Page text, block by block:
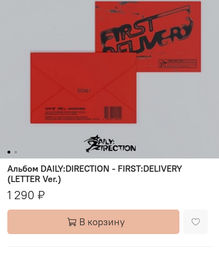
Альбом DAILY:DIRECTION - FIRST:DELIVERY
(LETTER Ver.)
1 290 ₽
В корзину